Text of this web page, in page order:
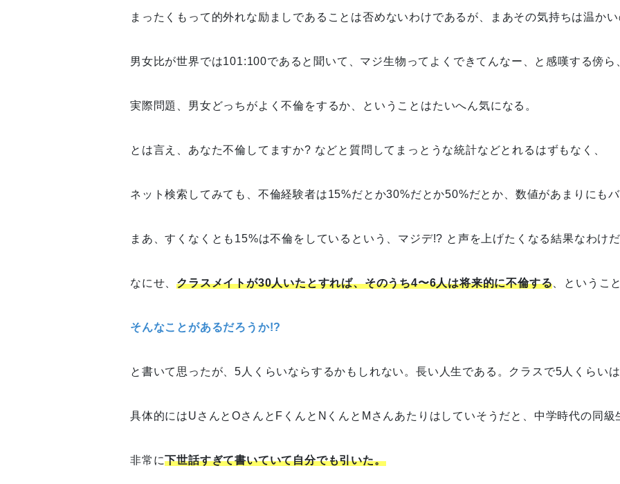
まったくもって的外れな励ましであることは否めないわけであるが、まあその気持ちは温かい
男女比が世界では101:100であると聞いて、マジ生物ってよくできてんなー、と感嘆する傍ら
実際問題、男女どっちがよく不倫をするか、ということはたいへん気になる。
とは言え、あなた不倫してますか? などと質問してまっとうな統計などとれるはずもなく、
ネット検索してみても、不倫経験者は15%だとか30%だとか50%だとか、数値があまりにもバ
まあ、すくなくとも15%は不倫をしているという、マジデ!? と声を上げたくなる結果なわけだ
なにせ、クラスメイトが30人いたとすれば、そのうち4〜6人は将来的に不倫する 、というこ
そんなことがあるだろうか!?
と書いて思ったが、5人くらいならするかもしれない。長い人生である。クラスで5人くらい
具体的にはUさんとOさんとFくんとNくんとMさんあたりはしていそうだと、中学時代の同級
非常に下世話すぎて書いていて自分でも引いた。